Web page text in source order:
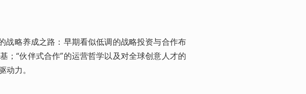
战略养成之路：早期看似低调的战略投资与合作布
；“伙伴式合作”的运营哲学以及对全球创意人才的
力。